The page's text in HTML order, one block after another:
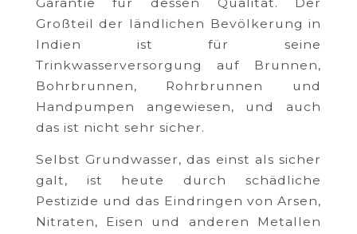
Garantie für dessen Qualität. Der
Großteil der ländlichen Bevölkerung in
Indien ist für seine
Trinkwasserversorgung auf Brunnen,
Bohrbrunnen, Rohrbrunnen und
Handpumpen angewiesen, und auch
das ist nicht sehr sicher.
Selbst Grundwasser, das einst als sicher
galt, ist heute durch schädliche
Pestizide und das Eindringen von Arsen,
Nitraten, Eisen und anderen Metallen